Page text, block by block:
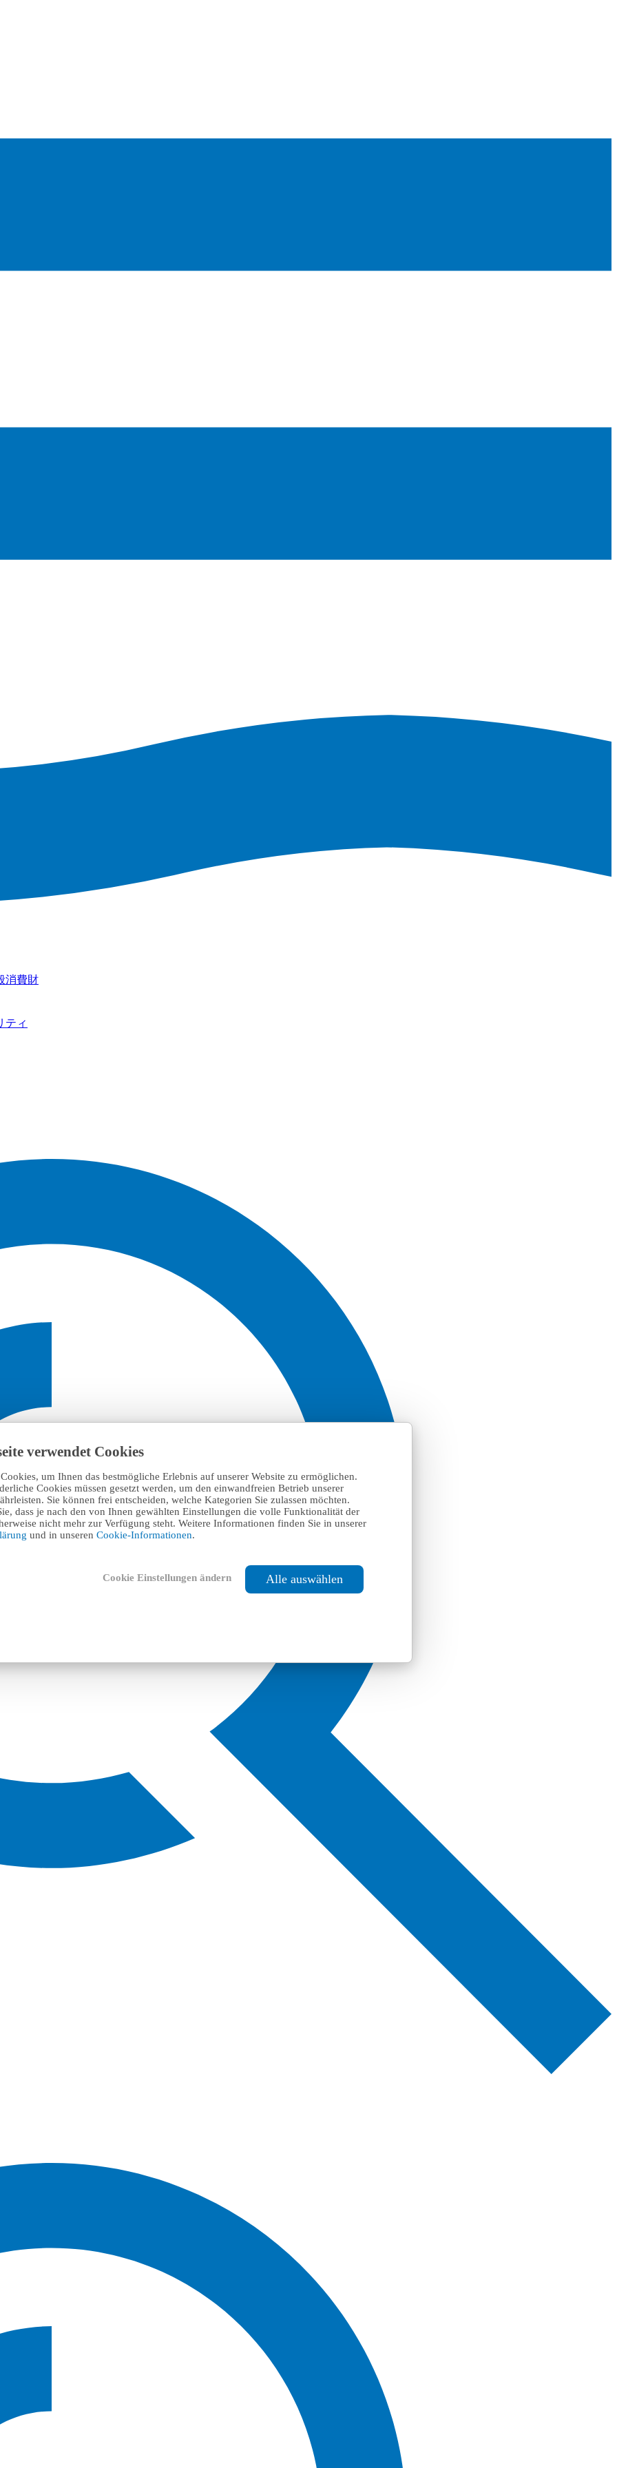
verwendet Cookies
um Ihnen das bestmögliche Erlebnis auf unserer Website zu ermöglichen.
Cookies müssen gesetzt werden, um den einwandfreien Betrieb unserer
Sie können frei entscheiden, welche Kategorien Sie zulassen möchten.
dass je nach den von Ihnen gewählten Einstellungen die volle Funktionalität der
nicht mehr zur Verfügung steht. Weitere Informationen finden Sie in unserer
und in unseren Cookie-Informationen.
Cookie Einstellungen ändern Alle auswählen
消費財
ティ